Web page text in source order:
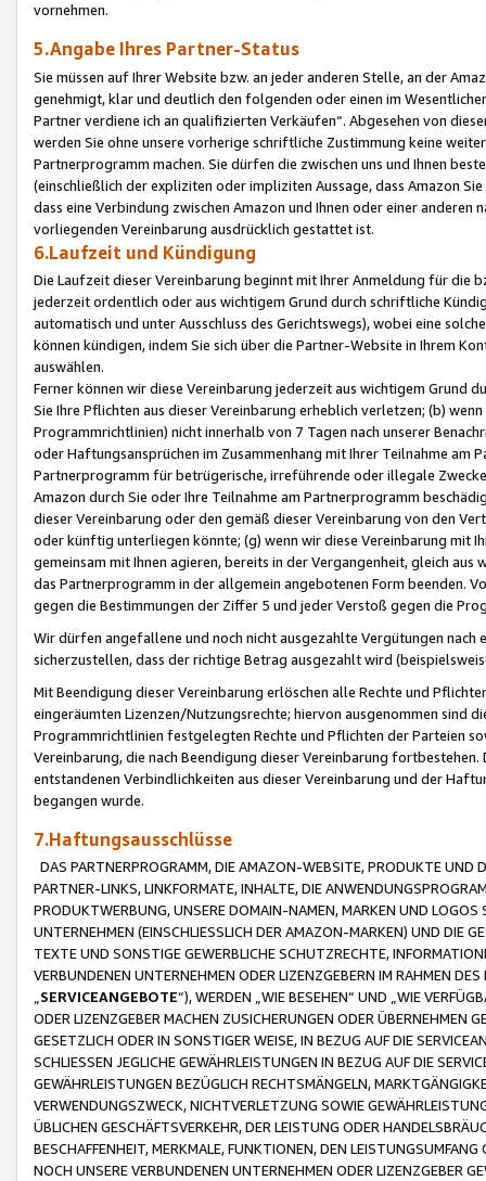
vornehmen.
5.Angabe Ihres Partner-Status
Sie müssen auf Ihrer Website bzw. an jeder anderen Stelle, an der
genehmigt, klar und deutlich den folgenden oder einen im
Partner verdiene ich an qualifizierten Verkäufen“. Abgesehen von
werden Sie ohne unsere vorherige schriftliche Zustimmung keine
Partnerprogramm machen. Sie dürfen die zwischen uns und Ihnen
(einschließlich der expliziten oder impliziten Aussage, dass Amazon
dass eine Verbindung zwischen Amazon und Ihnen oder einer
vorliegenden Vereinbarung ausdrücklich gestattet ist.
6.Laufzeit und Kündigung
Die Laufzeit dieser Vereinbarung beginnt mit Ihrer Anmeldung für die
jederzeit ordentlich oder aus wichtigem Grund durch schriftliche
automatisch und unter Ausschluss des Gerichtswegs), wobei eine
können kündigen, indem Sie sich über die Partner-Website in Ihrem
auswählen.
Ferner können wir diese Vereinbarung jederzeit aus wichtigem Grund
Sie Ihre Pflichten aus dieser Vereinbarung erheblich verletzen; (b)
Programmrichtlinien) nicht innerhalb von 7 Tagen nach unserer
oder Haftungsansprüchen im Zusammenhang mit Ihrer Teilnahme am
Partnerprogramm für betrügerische, irreführende oder illegale
Amazon durch Sie oder Ihre Teilnahme am Partnerprogramm
dieser Vereinbarung oder den gemäß dieser Vereinbarung von den
oder künftig unterliegen könnte; (g) wenn wir diese Vereinbarung mit
gemeinsam mit Ihnen agieren, bereits in der Vergangenheit, gleich
das Partnerprogramm in der allgemein angebotenen Form beenden.
gegen die Bestimmungen der Ziffer 5 und jeder Verstoß gegen die
Wir dürfen angefallene und noch nicht ausgezahlte Vergütungen
sicherzustellen, dass der richtige Betrag ausgezahlt wird
Mit Beendigung dieser Vereinbarung erlöschen alle Rechte und
eingeräumten Lizenzen/Nutzungsrechte; hiervon ausgenommen sind
Programmrichtlinien festgelegten Rechte und Pflichten der Parteien
Vereinbarung, die nach Beendigung dieser Vereinbarung
entstandenen Verbindlichkeiten aus dieser Vereinbarung und der
begangen wurde.
7.Haftungsausschlüsse
DAS PARTNERPROGRAMM, DIE AMAZON-WEBSITE, PRODUKTE UND
PARTNER-LINKS, LINKFORMATE, INHALTE, DIE
PRODUKTWERBUNG, UNSERE DOMAIN-NAMEN, MARKEN UND
UNTERNEHMEN (EINSCHLIESSLICH DER AMAZON-MARKEN) UND DIE
TEXTE UND SONSTIGE GEWERBLICHE SCHUTZRECHTE,
VERBUNDENEN UNTERNEHMEN ODER LIZENZGEBERN IM RAHMEN
SERVICEANGEBOTE“), WERDEN „WIE BESEHEN“ UND „WIE
ODER LIZENZGEBER MACHEN ZUSICHERUNGEN ODER ÜBERNEHMEN
GESETZLICH ODER IN SONSTIGER WEISE, IN BEZUG AUF DIE
SCHLIESSEN JEGLICHE GEWÄHRLEISTUNGEN IN BEZUG AUF DIE
GEWÄHRLEISTUNGEN BEZÜGLICH RECHTSMÄNGELN,
VERWENDUNGSZWECK, NICHTVERLETZUNG SOWIE
ÜBLICHEN GESCHÄFTSVERKEHR, DER LEISTUNG ODER
BESCHAFFENHEIT, MERKMALE, FUNKTIONEN, DEN
NOCH UNSERE VERBUNDENEN UNTERNEHMEN ODER LIZENZGEBER